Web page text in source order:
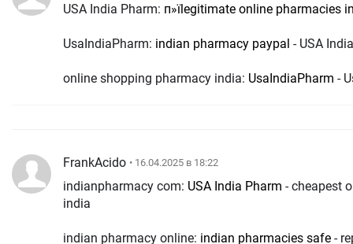
USA India Pharm: п»їlegitimate online pharmacies
UsaIndiaPharm: indian pharmacy paypal - USA
online shopping pharmacy india: UsaIndiaPharm -
FrankAcido • 16.04.2025 в 18:22
indianpharmacy com: USA India Pharm - cheapest
india
indian pharmacy online: indian pharmacies safe -